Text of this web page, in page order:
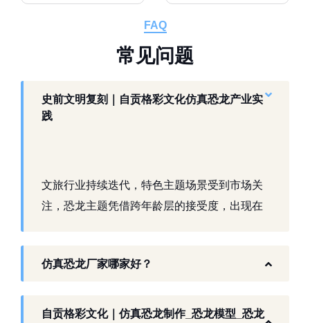
FAQ
常 见问题
史前文明复刻｜自贡格彩文化仿真恐龙产业实
践
文旅行业持续迭代，特色主题场景受到市场关
注，恐龙主题凭借跨年龄层的接受度，出现在
生态。自贡格彩文化艺术有限公司扎根本地产
以工厂生产能力，为各地客户提供史前主题相
仿真恐龙厂家哪家好？
自贡格彩文化｜仿真恐龙制作_恐龙模型_恐龙